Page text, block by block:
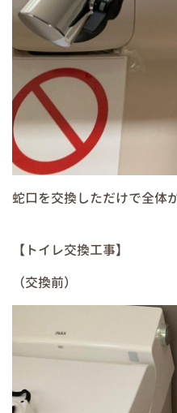
蛇口を交換しただけで全体
【トイレ交換工事】
（交換前）